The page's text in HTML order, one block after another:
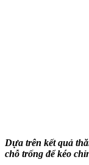
Dựa trên kết quả
chỗ trống để kéo